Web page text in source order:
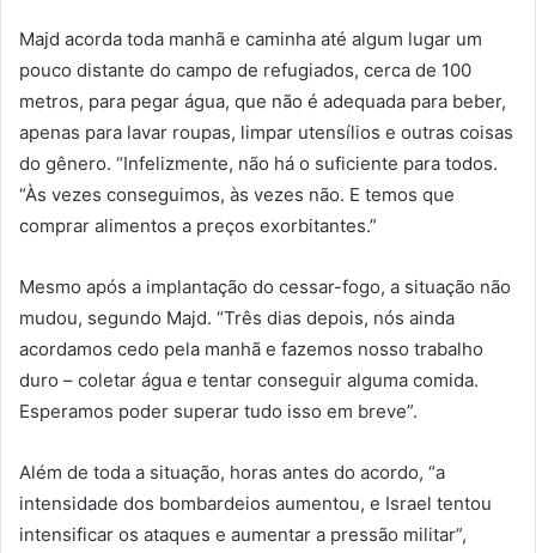
Majd acorda toda manhã e caminha até algum lugar um
pouco distante do campo de refugiados, cerca de 100
metros, para pegar água, que não é adequada para beber,
apenas para lavar roupas, limpar utensílios e outras coisas
do gênero. “Infelizmente, não há o suficiente para todos.
“Às vezes conseguimos, às vezes não. E temos que
comprar alimentos a preços exorbitantes.”
Mesmo após a implantação do cessar-fogo, a situação não
mudou, segundo Majd. “Três dias depois, nós ainda
acordamos cedo pela manhã e fazemos nosso trabalho
duro – coletar água e tentar conseguir alguma comida.
Esperamos poder superar tudo isso em breve”.
Além de toda a situação, horas antes do acordo, “a
intensidade dos bombardeios aumentou, e Israel tentou
intensificar os ataques e aumentar a pressão militar”,